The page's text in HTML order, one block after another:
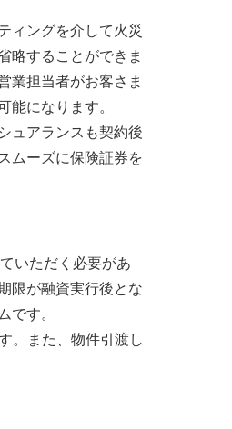
ィングを介して火災
略することができま
業担当者がお客さま
能になります。
ュアランスも契約後
ムーズに保険証券を
いただく必要があ
限が融資実行後とな
です。
。また、物件引渡し